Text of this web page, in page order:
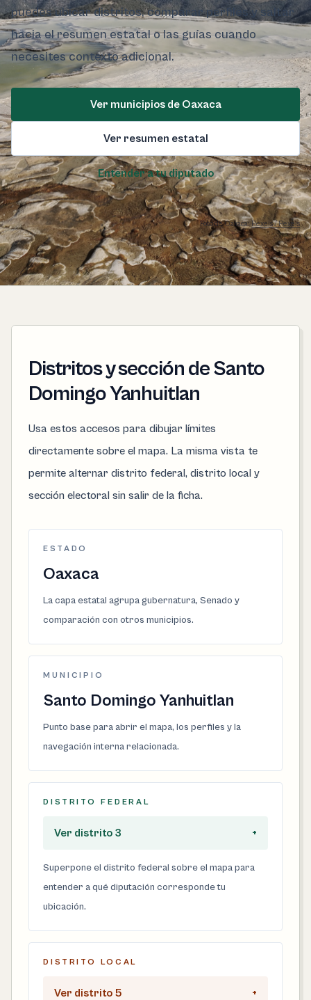
puedes ubicar distritos, comparar perfiles y saltar
hacia el resumen estatal o las guías cuando
necesites contexto adicional.
Ver municipios de Oaxaca
Ver resumen estatal
Entender a tu diputado
Foto de Oaxaca:Pexels / Pexels
Distritos y sección de Santo
Domingo Yanhuitlan
Usa estos accesos para dibujar límites
directamente sobre el mapa. La misma vista te
permite alternar distrito federal, distrito local y
sección electoral sin salir de la ficha.
ESTADO
Oaxaca
La capa estatal agrupa gubernatura, Senado y
comparación con otros municipios.
MUNICIPIO
Santo Domingo Yanhuitlan
Punto base para abrir el mapa, los perfiles y la
navegación interna relacionada.
DISTRITO FEDERAL
Ver distrito 3 +
Superpone el distrito federal sobre el mapa para
entender a qué diputación corresponde tu
ubicación.
DISTRITO LOCAL
Ver distrito 5 +